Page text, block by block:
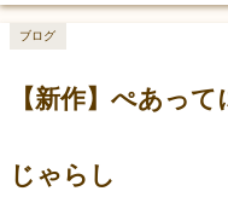
【新作】ぺあっ
じゃらし
ブログ